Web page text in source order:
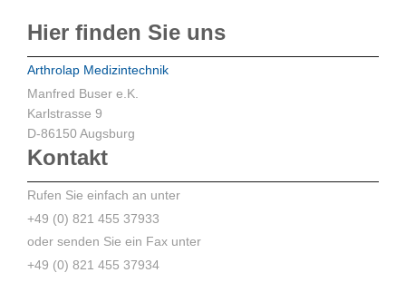
Hier finden Sie uns
Arthrolap Medizintechnik
Manfred Buser e.K.
Karlstrasse 9
D-86150 Augsburg
Kontakt
Rufen Sie einfach an unter
+49 (0) 821 455 37933
oder senden Sie ein Fax unter
+49 (0) 821 455 37934